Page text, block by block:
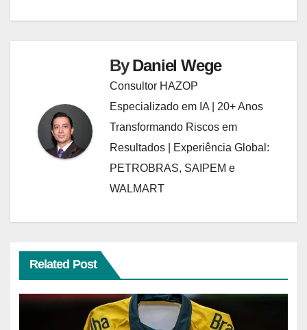
ByDaniel Wege
Consultor HAZOP
Especializado em IA | 20+ Anos
Transformando Riscos em
Resultados | Experiência Global:
PETROBRAS, SAIPEM e
WALMART
Related Post